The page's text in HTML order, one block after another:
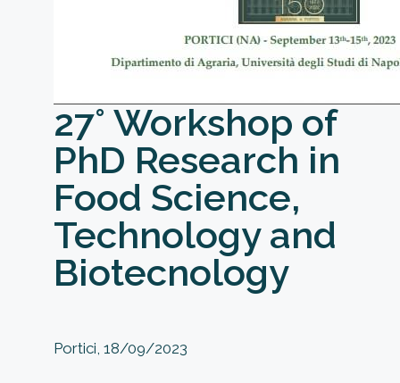
27° Workshop of
PhD Research in
Food Science,
Technology and
Biotecnology
Portici, 18/09/2023